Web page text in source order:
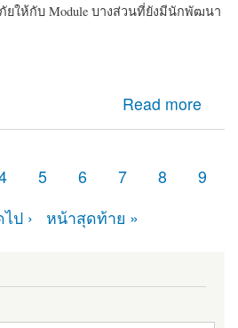
ยให้กับ Module บางส่วนที่ยังมีนักพัฒนา
Read more
Module ที่ควรติดตั้ง หากเว็บไซต์
7 มายืดอายุความปลอดภัยให้
5 6 7 8
9
ป › หน้าสุดท้าย »